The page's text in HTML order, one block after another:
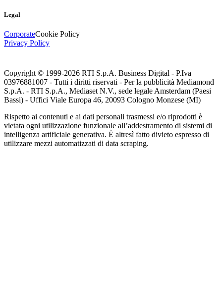
Legal
CorporateCookie Policy
Privacy Policy
Copyright © 1999-2026 RTI S.p.A. Business Digital - P.Iva
03976881007 - Tutti i diritti riservati - Per la pubblicità Mediamond
S.p.A. - RTI S.p.A., Mediaset N.V., sede legale Amsterdam (Paesi
Bassi) - Uffici Viale Europa 46, 20093 Cologno Monzese (MI)
Rispetto ai contenuti e ai dati personali trasmessi e/o riprodotti è
vietata ogni utilizzazione funzionale all’addestramento di sistemi di
intelligenza artificiale generativa. È altresì fatto divieto espresso di
utilizzare mezzi automatizzati di data scraping.